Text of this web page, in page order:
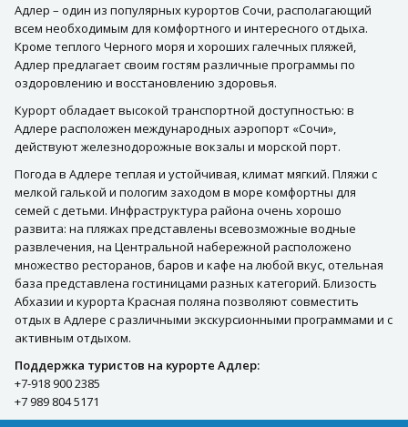
Адлер – один из популярных курортов Сочи, располагающий
всем необходимым для комфортного и интересного отдыха.
Кроме теплого Черного моря и хороших галечных пляжей,
Адлер предлагает своим гостям различные программы по
оздоровлению и восстановлению здоровья.
Курорт обладает высокой транспортной доступностью: в
Адлере расположен международных аэропорт «Сочи»,
действуют железнодорожные вокзалы и морской порт.
Погода в Адлере теплая и устойчивая, климат мягкий. Пляжи с
мелкой галькой и пологим заходом в море комфортны для
семей с детьми. Инфраструктура района очень хорошо
развита: на пляжах представлены всевозможные водные
развлечения, на Центральной набережной расположено
множество ресторанов, баров и кафе на любой вкус, отельная
база представлена гостиницами разных категорий. Близость
Абхазии и курорта Красная поляна позволяют совместить
отдых в Адлере с различными экскурсионными программами и с
активным отдыхом.
Поддержка туристов на курорте Адлер:
+7-918 900 2385
+7 989 804 5171